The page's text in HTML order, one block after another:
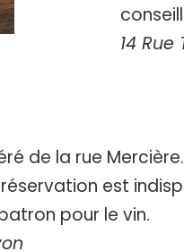
14
de la rue
est
pour le vin.